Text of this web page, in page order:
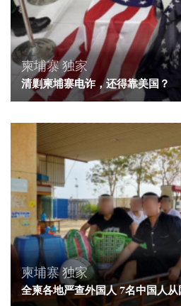
柬埔寨独家
清剿柬埔寨电诈，还得靠美国？
柬埔寨独家
全柬各地严查外国人 7名中国人